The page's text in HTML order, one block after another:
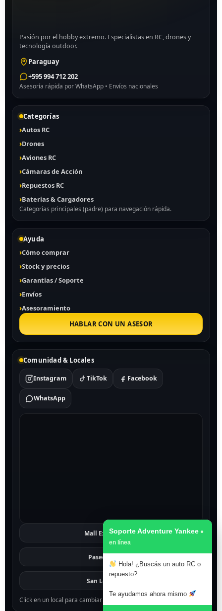
Pasión por el hobby extremo. Especialistas en RC, drones y
tecnología outdoor.
Paraguay
+595 994 712 202
Asesoría rápida por WhatsApp • Envíos nacionales
Categorías
Autos RC
Drones
Aviones RC
Cámaras de Acción
Repuestos RC
Baterías & Cargadores
Categorías principales (padre) para navegación rápida.
Ayuda
Cómo comprar
Stock y precios
Garantías / Soporte
Envíos
Asesoramiento
HABLAR CON UN ASESOR
Comunidad & Locales
Instagram TikTok Facebook
WhatsApp
Mall Excelsior Ver
Paseo 1811
San Lorenzo
Click en un local para cambiar el mapa.
Soporte Adventure Yankee
Hola! ¿Buscás un auto RC o
repuesto?
Te ayudamos ahora mismo